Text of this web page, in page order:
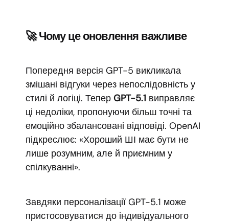
🚀 Чому це оновлення важливе
Попередня версія GPT-5 викликала
змішані відгуки через непослідовність у
стилі й логіці. Тепер GPT-5.1 виправляє
ці недоліки, пропонуючи більш точні та
емоційно збалансовані відповіді. OpenAI
підкреслює: «Хороший ШІ має бути не
лише розумним, але й приємним у
спілкуванні».
Завдяки персоналізації GPT-5.1 може
пристосовуватися до індивідуального